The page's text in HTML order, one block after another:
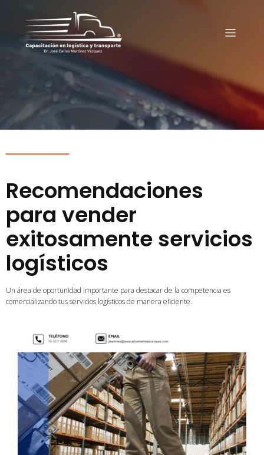
Recomendaciones
para vender
exitosamente servicios
logísticos
Un área de oportunidad importante para destacar de la competencia es
comercializando tus servicios logísticos de manera eficiente.